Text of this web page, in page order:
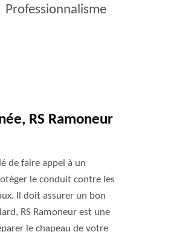
Professionnalisme
RS Ramoneur
de faire appel à un
le conduit contre les
Il doit assurer un bon
RS Ramoneur est une
le chapeau de votre